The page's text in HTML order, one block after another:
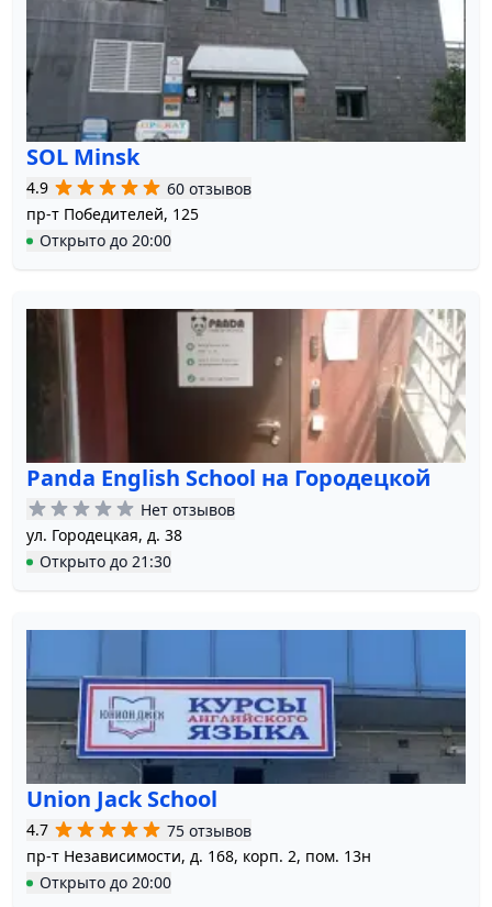
SOL Minsk
4.9
60 отзывов
пр-т Победителей, 125
Открыто до 20:00
Panda English School на Городецкой
Нет отзывов
ул. Городецкая, д. 38
Открыто до 21:30
Union Jack School
4.7
75 отзывов
пр-т Независимости, д. 168, корп. 2, пом. 13н
Открыто до 20:00